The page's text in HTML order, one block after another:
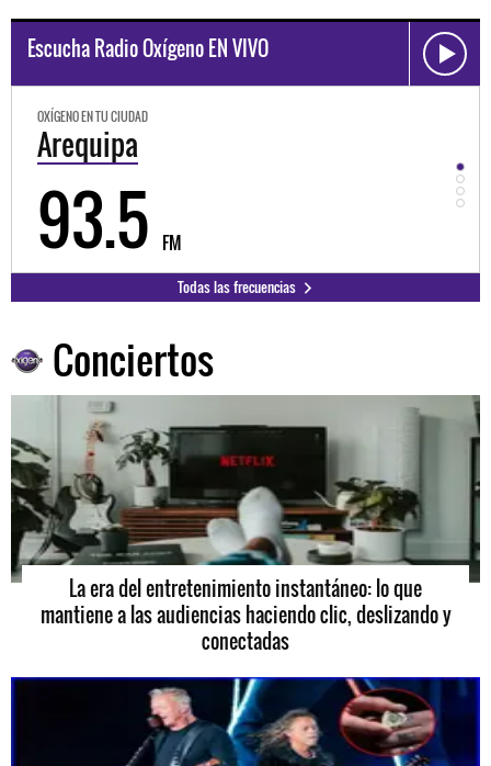
Escucha Radio Oxígeno EN VIVO
98.3
Todas las frecuencias
Conciertos
La era del entretenimiento instantáneo: lo que
mantiene a las audiencias haciendo clic, deslizando y
conectadas